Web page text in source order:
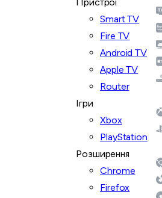
Smart TV
Fire TV
Android TV
Apple TV
Router
Ігри
Xbox
PlayStation
Розширення
Chrome
Firefox